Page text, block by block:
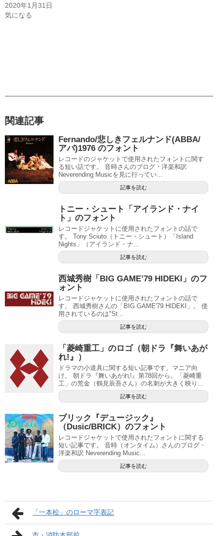
2020年1月31日
気になる
関連記事
Fernando/悲しきフェルナンド(ABBA/
アバ)1976 のフォント
レコードのジャケットで使用されたフォントに関す
る短い話です。 音時さんのブログ・洋楽和訳
Neverending Musicを見に行ってい...
記事を読む
トニー・シュート「アイランド・ナイ
ト」のフォント
レコードジャケットに使用されたフォントの話で
す。 Tony Sciuto（トニー・シュート）「Island
Nights」（アイランド・ナ...
記事を読む
西城秀樹「BIG GAME’79 HIDEKI」のフ
ォント
レコードジャケットに使用されたフォントの話で
す。 西城秀樹さんの「BIG GAME'79 HIDEKI」。 使
用されているのは"St...
記事を読む
「菱崎重工」のロゴ（朝ドラ『舞いあが
れ!』）
ドラマの小道具に関する短い記事です。マニア向
け。 朝ドラ『舞いあがれ!』第78回から。「菱崎重
工」の荒金（鶴見辰吾さん）の名刺が大きく映り...
記事を読む
ブリック『デュージック』
（Dusic/BRICK）のフォント
レコードジャケットで使用されたフォントに関する
短い記事です。 音時（オンタイム）さんのブログ・
洋楽和訳 Neverending Music...
記事を読む
「一本松」のローマ字表記